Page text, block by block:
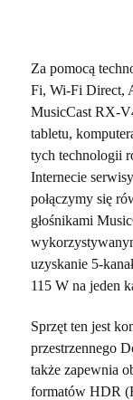
Za pomocą
Fi, Wi-Fi Direct,
MusicCast RX-
tabletu,
tych technologii
Internecie
połączymy się
głośnikami
uzyskanie 5-
115 W na jeden
Sprzęt ten jest
przestrzennego
także zapewnia
formatów HDR